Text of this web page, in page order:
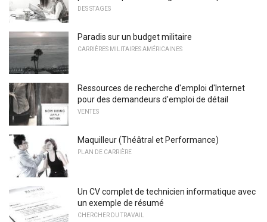
DES STAGES
Paradis sur un budget militaire
CARRIÈRES MILITAIRES AMÉRICAINES
Ressources de recherche d'emploi d'Internet
pour des demandeurs d'emploi de détail
VENTES
Maquilleur (Théâtral et Performance)
PLAN DE CARRIÈRE
Un CV complet de technicien informatique avec
un exemple de résumé
CHERCHER DU TRAVAIL